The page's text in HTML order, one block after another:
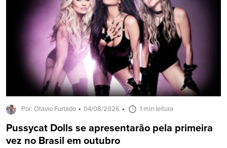
Por: Otavio Furtado 04/08/2026 1 min leitura
Pussycat Dolls se apresentarão pela primeira
vez no Brasil em outubro